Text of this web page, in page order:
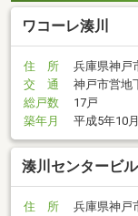
ワコーレ湊川
住 所
兵庫県神戸
交 通
神戸市営地
総戸数
17戸
築年月
平成5年10月
湊川センタービル
住 所
兵庫県神戸